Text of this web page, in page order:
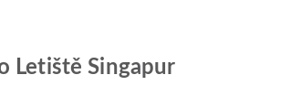
Letiště Singapur